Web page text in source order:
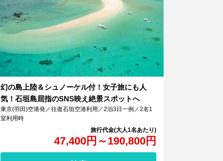
幻の島上陸＆シュノーケル付！女子旅にも人
気！石垣島屈指のSNS映え絶景スポットへ
47,400円 ～190,800円
東京(羽田)空港発／往復石垣空港利用／2泊3日一例／2名1
室利用時